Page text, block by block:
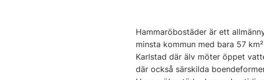
Hammaröbostäder är ett
minsta kommun med bara 57
Karlstad där älv möter öppet
där också särskilda